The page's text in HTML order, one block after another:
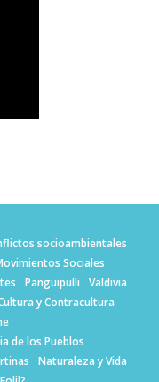
socioambientales
Sociales
Panguipulli
Valdivia
y Contracultura
de los Pueblos
Naturaleza y Vida